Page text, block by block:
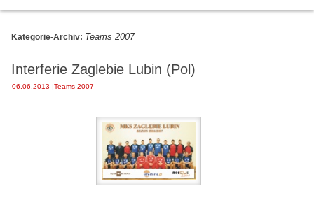
Kategorie-Archiv: Teams 2007
Interferie Zaglebie Lubin (Pol)
06.06.2013 |Teams 2007